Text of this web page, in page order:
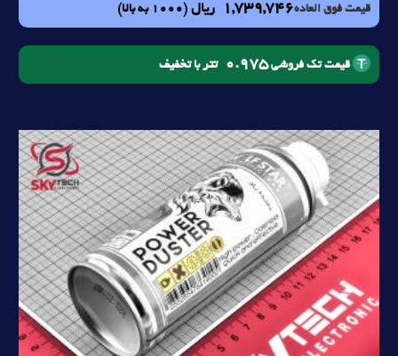
قیمت فوق العاده1,739,746 ریال (1000 به بالا)
قیمت تک فروشی0.975 تتر با تخفیف